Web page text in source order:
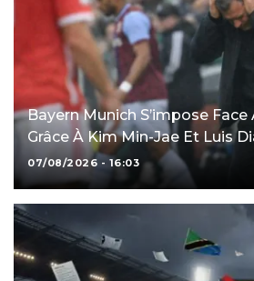
Bayern Munich S’impose
Grâce À Kim Min-Jae Et Luis
07/08/2026 - 16:03